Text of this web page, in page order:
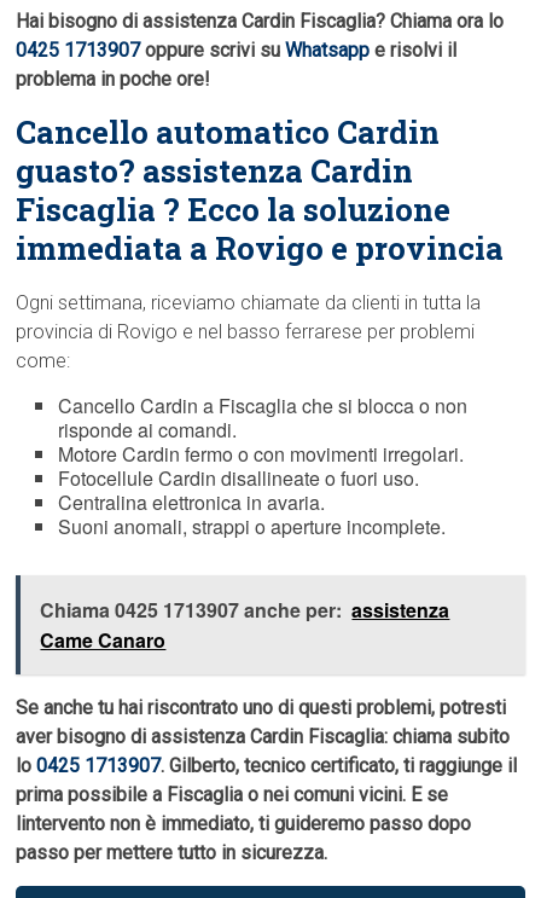
Hai bisogno di assistenza Cardin Fiscaglia? Chiama ora lo
0425 1713907oppure scrivi suWhatsapp e risolvi il
problema in poche ore!
Cancello automatico Cardin
guasto? assistenza Cardin
Fiscaglia ? Ecco la soluzione
immediata a Rovigo e provincia
Ogni settimana, riceviamo chiamate da clienti in tutta la
provincia di Rovigo e nel basso ferrarese per problemi
come:
Cancello Cardin a Fiscaglia che si blocca o non
risponde ai comandi.
Motore Cardin fermo o con movimenti irregolari.
Fotocellule Cardin disallineate o fuori uso.
Centralina elettronica in avaria.
Suoni anomali, strappi o aperture incomplete.
Chiama 0425 1713907 anche per: assistenza
Came Canaro
Se anche tu hai riscontrato uno di questi problemi, potresti
aver bisogno di assistenza Cardin Fiscaglia: chiama subito
lo0425 1713907. Gilberto, tecnico certificato, ti raggiunge il
prima possibile a Fiscaglia o nei comuni vicini. E se
lintervento non è immediato, ti guideremo passo dopo
passo per mettere tutto in sicurezza.